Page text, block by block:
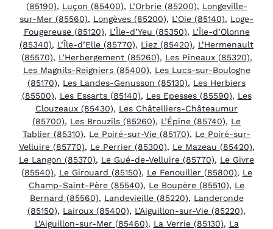
(85190), Luçon (85400), L’Orbrie (85200), Longeville-
sur-Mer (85560), Longèves (85200), L’Oie (85140), Loge-
Fougereuse (85120), L’Île-d’Yeu (85350), L’Île-d’Olonne
(85340), L’Île-d’Elle (85770), Liez (85420), L’Hermenault
(85570), L’Herbergement (85260), Les Pineaux (85320),
Les Magnils-Reigniers (85400), Les Lucs-sur-Boulogne
(85170), Les Landes-Genusson (85130), Les Herbiers
(85500), Les Essarts (85140), Les Epesses (85590), Les
Clouzeaux (85430), Les Châtelliers-Châteaumur
(85700), Les Brouzils (85260), L’Épine (85740), Le
Tablier (85310), Le Poiré-sur-Vie (85170), Le Poiré-sur-
Velluire (85770), Le Perrier (85300), Le Mazeau (85420),
Le Langon (85370), Le Gué-de-Velluire (85770), Le Givre
(85540), Le Girouard (85150), Le Fenouiller (85800), Le
Champ-Saint-Père (85540), Le Boupère (85510), Le
Bernard (85560), Landevieille (85220), Landeronde
(85150), Lairoux (85400), L’Aiguillon-sur-Vie (85220),
L’Aiguillon-sur-Mer (85460), La Verrie (85130), La